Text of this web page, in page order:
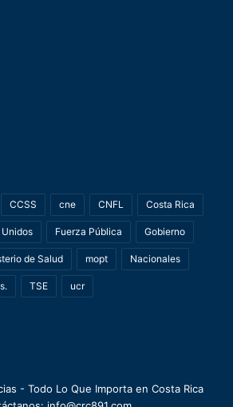
CCSS cne CNFL Costa Rica
Unidos Fuerza Pública Gobierno
de Salud mopt Nacionales
TSE ucr
- Todo Lo Que Importa en Costa Rica